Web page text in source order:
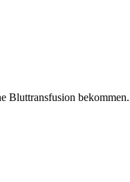
Bluttransfusion